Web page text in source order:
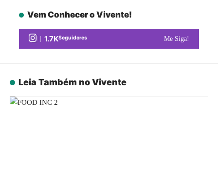
Vem Conhecer o Vivente!
1.7KSeguidores Me Siga!
Leia Também no Vivente